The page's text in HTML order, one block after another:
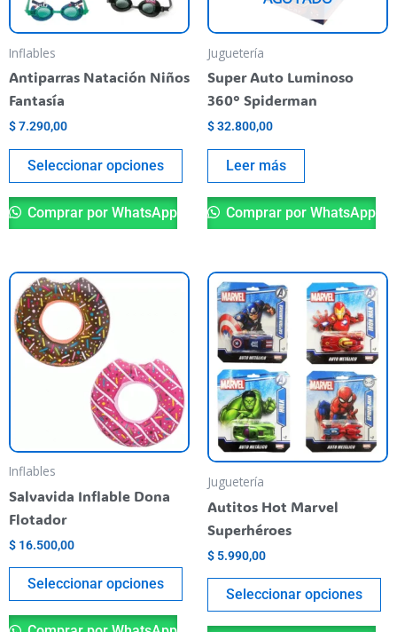
Inflables
Antiparras Natación Niños
Fantasía
$7.290,00
Seleccionar opciones
se
pueden
elegir
producto
Comprar por WhatsApp
Juguetería
Super Auto Luminoso
360° Spiderman
$32.800,00
Leer más
Comprar por WhatsApp
Inflables
Salvavida Inflable Dona
Flotador
$ 16.500,00
Seleccionar opciones
Este
producto
varias
variantes.
Las
opciones
se
pueden
elegir
página
producto
Juguetería
Autitos Hot Marvel
Superhéroes
$ 5.990,00
Seleccionar opciones